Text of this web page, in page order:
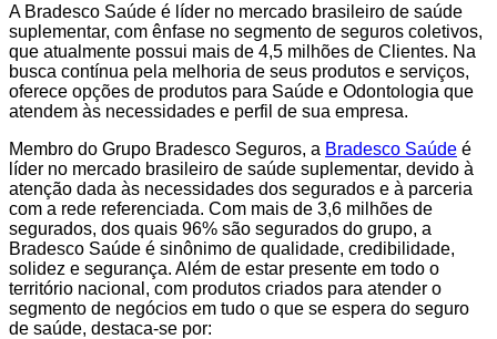
A Bradesco Saúde é líder no mercado brasileiro de saúde
suplementar, com ênfase no segmento de seguros coletivos,
que atualmente possui mais de 4,5 milhões de Clientes. Na
busca contínua pela melhoria de seus produtos e serviços,
oferece opções de produtos para Saúde e Odontologia que
atendem às necessidades e perfil de sua empresa.
Membro do Grupo Bradesco Seguros, a Bradesco Saúde é
líder no mercado brasileiro de saúde suplementar, devido à
atenção dada às necessidades dos segurados e à parceria
com a rede referenciada. Com mais de 3,6 milhões de
segurados, dos quais 96% são segurados do grupo, a
Bradesco Saúde é sinônimo de qualidade, credibilidade,
solidez e segurança. Além de estar presente em todo o
território nacional, com produtos criados para atender o
segmento de negócios em tudo o que se espera do seguro
de saúde, destaca-se por: